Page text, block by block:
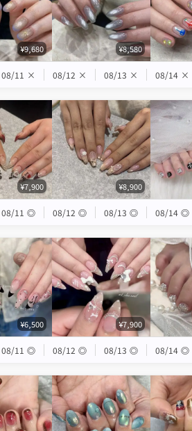
¥9,680 ¥8,580
08/11 × 08/12 × 08/13 × 08/14 ×
¥7,900 ¥8,900
08/11 ◎ 08/12 ◎ 08/13 ◎ 08/14 ◎
¥6,500 ¥7,900
08/11 ◎ 08/12 ◎ 08/13 ◎ 08/14 ◎